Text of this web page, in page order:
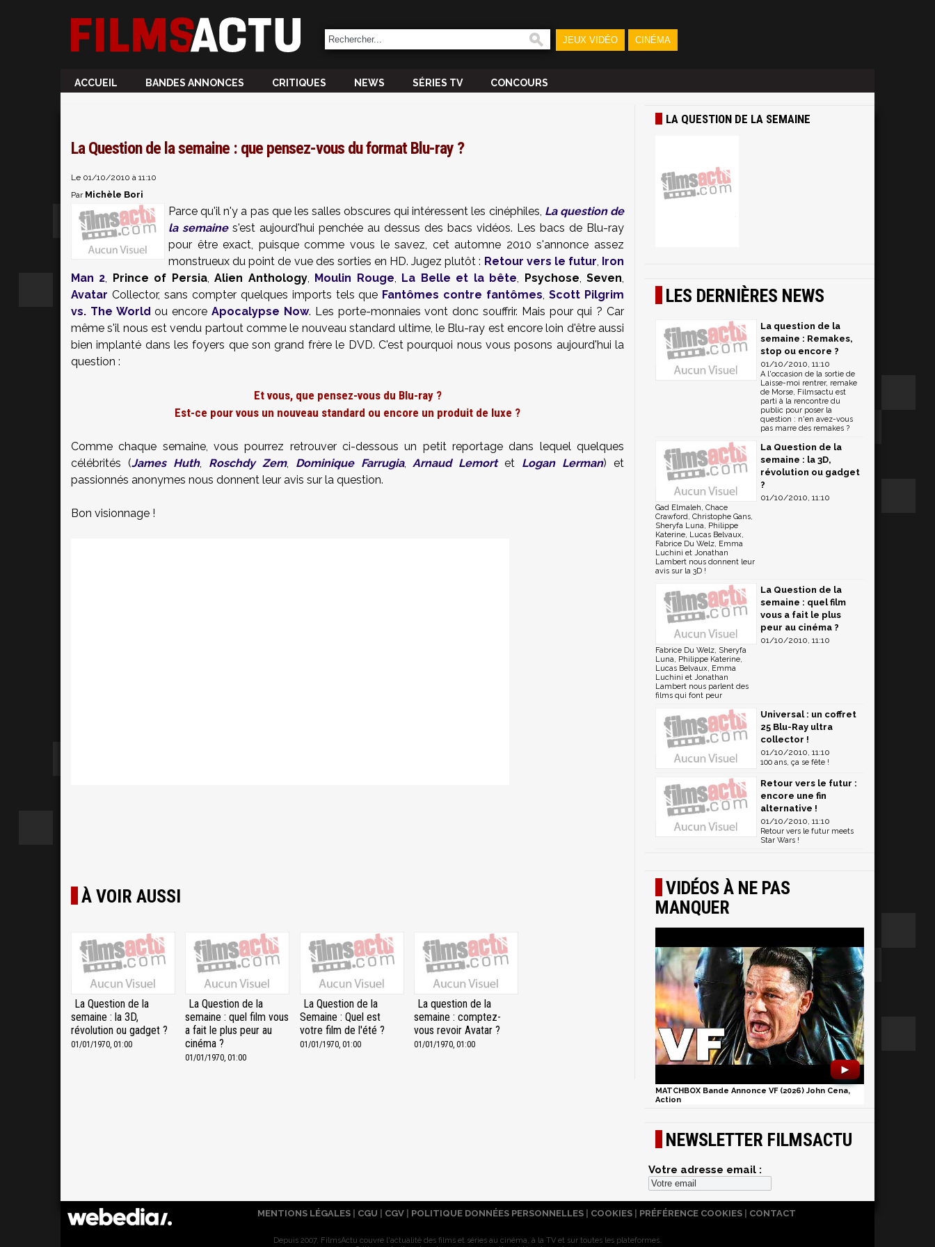
JEUX VIDÉO CINÉMA
ACCUEIL BANDES ANNONCES CRITIQUES NEWS SÉRIES TV CONCOURS
La Question de la semaine : que pensez-vous du format Blu-ray ?
Le 01/10/2010 à 11:10
Par Michèle Bori
Parce qu'il n'y a pas que les salles obscures qui intéressent les cinéphiles, La question de
la semaines'est aujourd'hui penchée au dessus des bacs vidéos. Les bacs de Blu-ray
pour être exact, puisque comme vous le savez, cet automne 2010 s'annonce assez
monstrueux du point de vue des sorties en HD. Jugez plutôt : Retour vers le futur, Iron
Man 2, Prince of Persia,Alien Anthology, Moulin Rouge, La Belle et la bête, Psychose,Seven,
Avatar Collector, sans compter quelques imports tels que Fantômes contre fantômes,Scott Pilgrim
vs. The World ou encoreApocalypse Now. Les porte-monnaies vont donc souffrir. Mais pour qui ? Car
même s'il nous est vendu partout comme le nouveau standard ultime, le Blu-ray est encore loin d'être aussi
bien implanté dans les foyers que son grand frère le DVD. C'est pourquoi nous vous posons aujourd'hui la
question :
Et vous, que pensez-vous du Blu-ray ?
Est-ce pour vous un nouveau standard ou encore un produit de luxe ?
Comme chaque semaine, vous pourrez retrouver ci-dessous un petit reportage dans lequel quelques
célébrités (James Huth, Roschdy Zem, Dominique Farrugia,Arnaud Lemortet Logan Lerman) et
passionnés anonymes nous donnent leur avis sur la question.
Bon visionnage !
À VOIR AUSSI
La Question de la
semaine : la 3D,
révolution ou gadget ?
01/01/1970, 01:00
La Question de la
semaine : quel film vous
a fait le plus peur au
cinéma ?
01/01/1970, 01:00
La Question de la
Semaine : Quel est
votre film de l'été ?
01/01/1970, 01:00
La question de la
semaine : comptez-
vous revoir Avatar ?
01/01/1970, 01:00
LA QUESTION DE LA SEMAINE
LES DERNIÈRES NEWS
La question de la
semaine : Remakes,
stop ou encore ?
01/10/2010, 11:10
A l'occasion de la sortie de
Laisse-moi rentrer, remake
de Morse, Filmsactu est
parti à la rencontre du
public pour poser la
question : n'en avez-vous
pas marre des remakes ?
La Question de la
semaine : la 3D,
révolution ou gadget
?
01/10/2010, 11:10
Gad Elmaleh, Chace
Crawford, Christophe Gans,
Sheryfa Luna, Philippe
Katerine, Lucas Belvaux,
Fabrice Du Welz, Emma
Luchini et Jonathan
Lambert nous donnent leur
avis sur la 3D !
La Question de la
semaine : quel film
vous a fait le plus
peur au cinéma ?
01/10/2010, 11:10
Fabrice Du Welz, Sheryfa
Luna, Philippe Katerine,
Lucas Belvaux, Emma
Luchini et Jonathan
Lambert nous parlent des
films qui font peur
Universal : un coffret
25 Blu-Ray ultra
collector !
01/10/2010, 11:10
100 ans, ça se fête !
Retour vers le futur :
encore une fin
alternative !
01/10/2010, 11:10
Retour vers le futur meets
Star Wars !
VIDÉOS À NE PAS
MANQUER
►
MATCHBOX Bande Annonce VF (2026) John Cena,
Action
NEWSLETTER FILMSACTU
Votre adresse email :
MENTIONS LÉGALES | CGU | CGV | POLITIQUE DONNÉES PERSONNELLES | COOKIES | PRÉFÉRENCE COOKIES | CONTACT
Depuis 2007, FilmsActu couvre l'actualité des films et séries au cinéma, à la TV et sur toutes les plateformes.